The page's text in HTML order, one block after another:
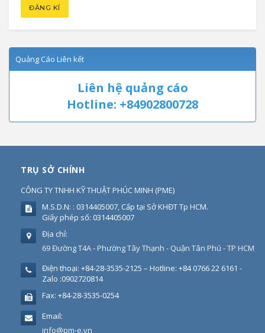
Quảng Cáo Liên kết
Liên hệ quảng cáo
Hotline: +84902800728
TRỤ SỞ CHÍNH
CÔNG TY TNHH KỸ THUẬT PHÚC MINH (PME)
M.S.D.N: : 0314405007, Cấp tại Sở KHĐT Tp HCM.
Giấy phép số: 0314405007
Địa chỉ:
69 Đường T4A - Phường Tây Thạnh - Quận Tân Phú - TP HCM
Điện thoại: +84-28-3535-2125 – Hotline: +84 0766 22 6161 -
Zalo :0902720814
Fax: +84-28-3535-0254
Email:
info@pm-e.vn